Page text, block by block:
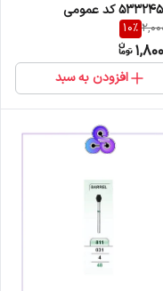
533245DFS کد عمومی
848/
10%
افزودن به سبد